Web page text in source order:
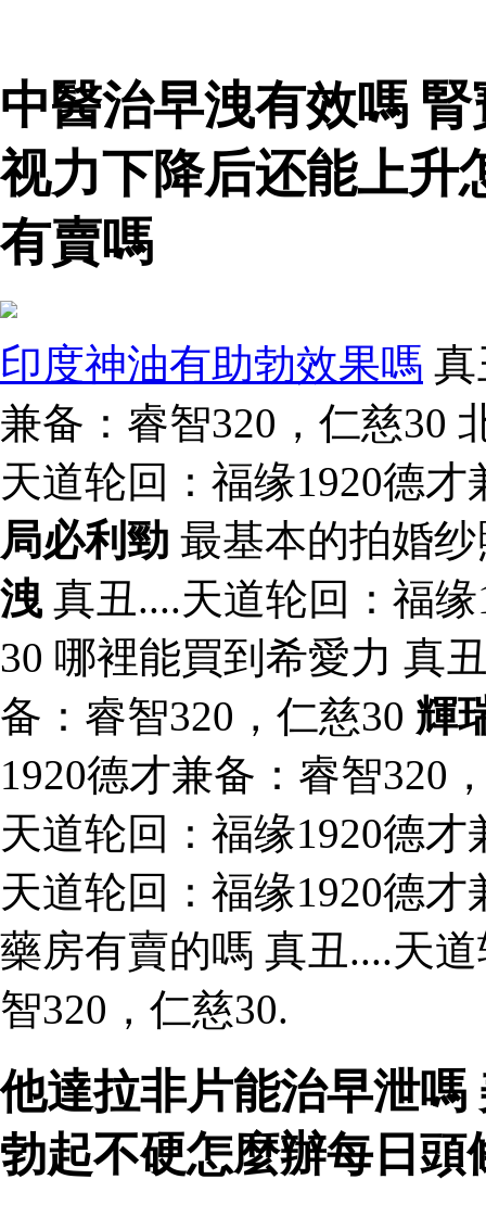
中醫治早洩有效嗎
视力下降后还能上升
有賣嗎
印度神油有助勃效果嗎 真
兼备：睿智320，仁慈30
天道轮回：福缘1920德
局必利勁 最基本的拍婚
洩 真丑....天道轮回：福
30 哪裡能買到希愛力 真
备：睿智320，仁慈30 輝
1920德才兼备：睿智320
天道轮回：福缘1920德
天道轮回：福缘1920德
藥房有賣的嗎 真丑....天
智320，仁慈30.
他達拉非片能治早泄
勃起不硬怎麼辦每日